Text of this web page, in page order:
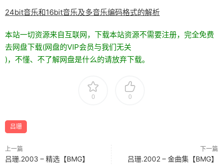
24bit音乐和16bit音乐及多音乐编码格式的解析
本站一切资源来自互联网，下载本站资源不需要注册，完全免费
去网盘下载(网盘的VIP会员与我们无关
)，不懂、不了解网盘是什么的请放弃下载。
0 0
吕珊
上一篇
吕珊.2003 – 精选【BMG】
下一篇
吕珊.2002 – 金曲集【BMG】